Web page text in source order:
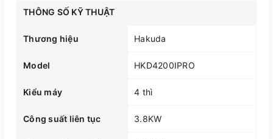
THÔNG SỐ KỸ THUẬT
Thương hiệu Hakuda
Model HKD4200IPRO
Kiểu máy 4 thì
Công suất liên tục 3.8KW